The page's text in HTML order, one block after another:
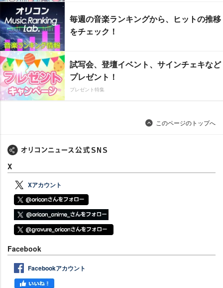
毎週の音楽ランキングから、ヒットの推移
をチェック！
試写会、登壇イベント、サインチェキなど
プレゼント！
プレゼント特集
このページのトップへ
X
Xアカウント
Facebook
Facebookアカウント